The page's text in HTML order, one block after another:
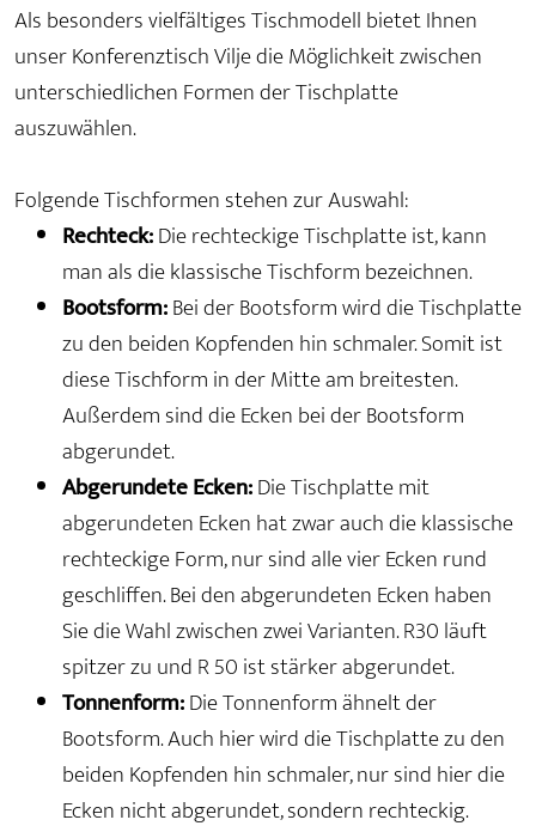
Als besonders vielfältiges Tischmodell bietet Ihnen
unser Konferenztisch Vilje die Möglichkeit zwischen
unterschiedlichen Formen der Tischplatte
auszuwählen.
Folgende Tischformen stehen zur Auswahl:
Rechteck:Die rechteckige Tischplatte ist, kann
man als die klassische Tischform bezeichnen.
Bootsform:Bei der Bootsform wird die Tischplatte
zu den beiden Kopfenden hin schmaler. Somit ist
diese Tischform in der Mitte am breitesten.
Außerdem sind die Ecken bei der Bootsform
abgerundet.
Abgerundete Ecken:Die Tischplatte mit
abgerundeten Ecken hat zwar auch die klassische
rechteckige Form, nur sind alle vier Ecken rund
geschliffen. Bei den abgerundeten Ecken haben
Sie die Wahl zwischen zwei Varianten. R30 läuft
spitzer zu und R 50 ist stärker abgerundet.
Tonnenform:Die Tonnenform ähnelt der
Bootsform. Auch hier wird die Tischplatte zu den
beiden Kopfenden hin schmaler, nur sind hier die
Ecken nicht abgerundet, sondern rechteckig.